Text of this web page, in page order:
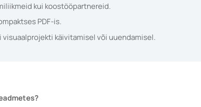
kui koostööpartnereid.
PDF-is.
käivitamisel või uuendamisel.